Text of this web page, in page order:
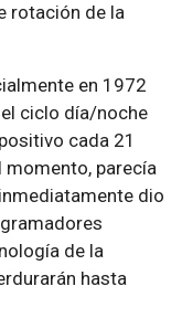
rotación de la
en 1972
ciclo día/noche
cada 21
momento, parecía
dio
de la
hasta